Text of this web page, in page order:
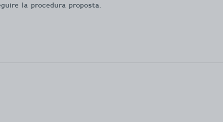
la procedura proposta.